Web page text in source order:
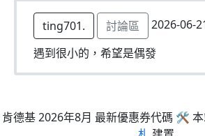
ting701. 討論區
2026-06-
遇到很小的，希望是偶發
肯德基 2026年8月 最新優惠券代碼 🛠 本